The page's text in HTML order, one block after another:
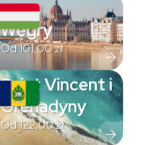
Węgry
Od101,00zł
Saint Vincent i
Grenadyny
Od122,00zł